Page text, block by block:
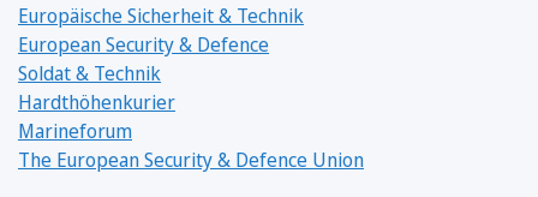
Europäische Sicherheit & Technik
European Security & Defence
Soldat & Technik
Hardthöhenkurier
Marineforum
The European Security & Defence Union